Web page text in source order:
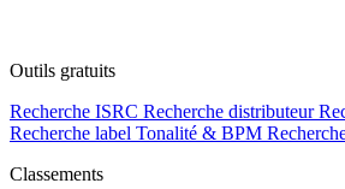
Outils gratuits
Recherche ISRC Recherche distributeur
Recherche label Tonalité & BPM
Classements